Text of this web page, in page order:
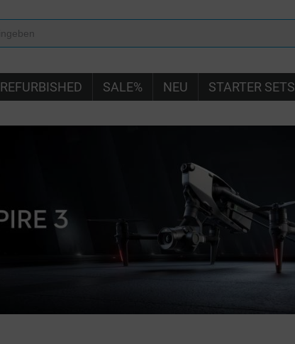
REFURBISHED SALE% NEU STARTER SETS